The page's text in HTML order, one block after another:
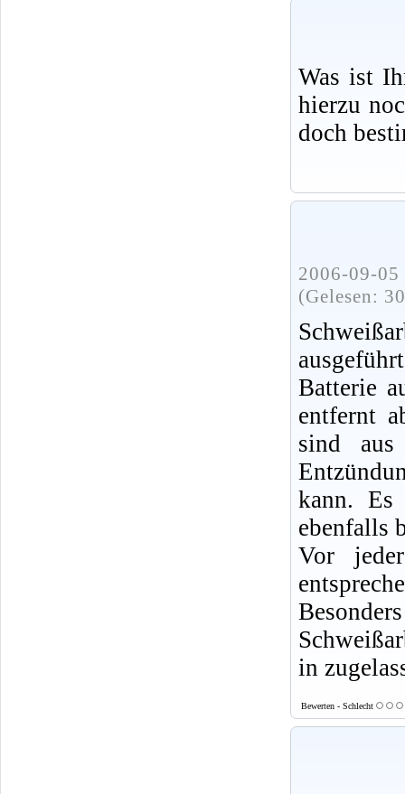
Was ist
hierzu
doch
2006-09-
(Gelesen:
Batterie
entfernt
sind
kann. Es
ebenfalls
Vor
in
Bewerten - Schlecht